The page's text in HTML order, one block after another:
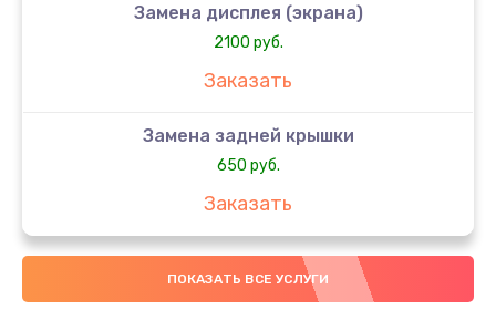
Замена дисплея (экрана)
2100 руб.
Заказать
Замена задней крышки
650 руб.
Заказать
Замена аккумулятора
4000 руб.
ПОКАЗАТЬ ВСЕ УСЛУГИ